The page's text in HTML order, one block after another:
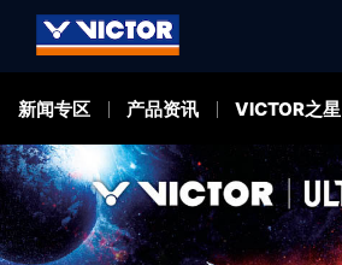
新闻专区 产品资讯 VICTOR之星